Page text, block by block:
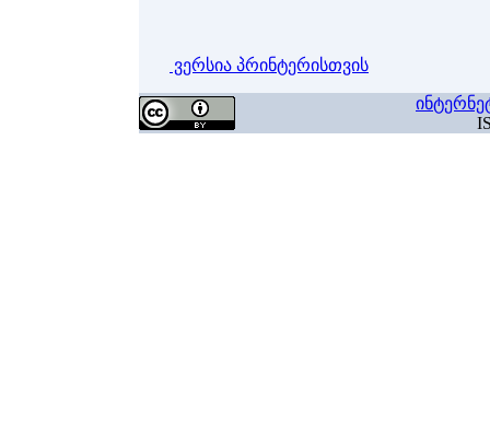
ვერსია პრინტერისთვის